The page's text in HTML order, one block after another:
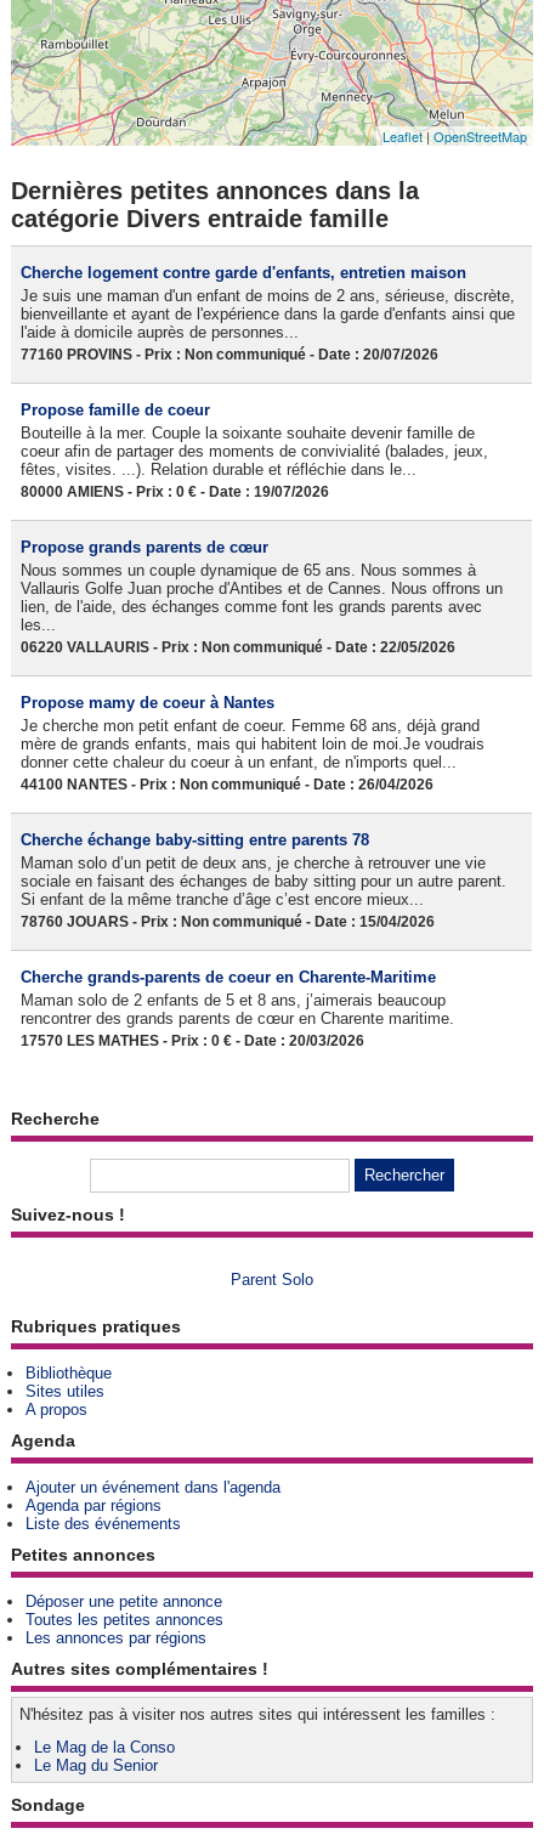
Leaflet|OpenStreetMap
Dernières petites annonces dans la
catégorie Divers entraide famille
Cherche logement contre garde d'enfants, entretien maison
Je suis une maman d'un enfant de moins de 2 ans, sérieuse, discrète,
bienveillante et ayant de l'expérience dans la garde d'enfants ainsi que
l'aide à domicile auprès de personnes...
77160 PROVINS - Prix : Non communiqué - Date : 20/07/2026
Propose famille de coeur
Bouteille à la mer. Couple la soixante souhaite devenir famille de
coeur afin de partager des moments de convivialité (balades, jeux,
fêtes, visites. ...). Relation durable et réfléchie dans le...
80000 AMIENS - Prix : 0 € - Date : 19/07/2026
Propose grands parents de cœur
Nous sommes un couple dynamique de 65 ans. Nous sommes à
Vallauris Golfe Juan proche d'Antibes et de Cannes. Nous offrons un
lien, de l'aide, des échanges comme font les grands parents avec
les...
06220 VALLAURIS - Prix : Non communiqué - Date : 22/05/2026
Propose mamy de coeur à Nantes
Je cherche mon petit enfant de coeur. Femme 68 ans, déjà grand
mère de grands enfants, mais qui habitent loin de moi.Je voudrais
donner cette chaleur du coeur à un enfant, de n'imports quel...
44100 NANTES - Prix : Non communiqué - Date : 26/04/2026
Cherche échange baby-sitting entre parents 78
Maman solo d’un petit de deux ans, je cherche à retrouver une vie
sociale en faisant des échanges de baby sitting pour un autre parent.
Si enfant de la même tranche d’âge c’est encore mieux...
78760 JOUARS - Prix : Non communiqué - Date : 15/04/2026
Cherche grands-parents de coeur en Charente-Maritime
Maman solo de 2 enfants de 5 et 8 ans, j’aimerais beaucoup
rencontrer des grands parents de cœur en Charente maritime.
17570 LES MATHES - Prix : 0 € - Date : 20/03/2026
Recherche
Suivez-nous !
Parent Solo
Rubriques pratiques
Bibliothèque
Sites utiles
A propos
Agenda
Ajouter un événement dans l'agenda
Agenda par régions
Liste des événements
Petites annonces
Déposer une petite annonce
Toutes les petites annonces
Les annonces par régions
Autres sites complémentaires !
N'hésitez pas à visiter nos autres sites qui intéressent les familles :
Le Mag de la Conso
Le Mag du Senior
Sondage